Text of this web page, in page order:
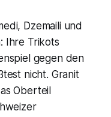
Dzemaili und
Ihre Trikots
gegen den
nicht. Granit
Oberteil